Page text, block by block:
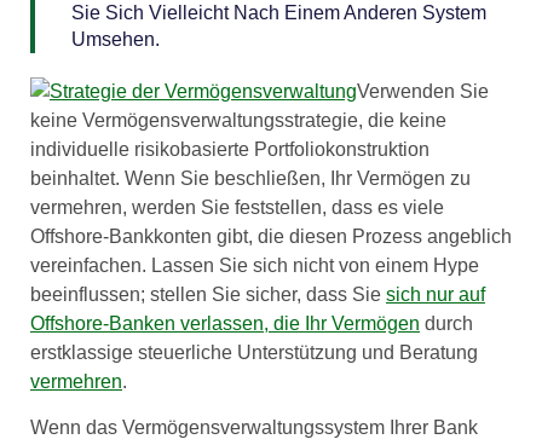
Sie Sich Vielleicht Nach Einem Anderen System
Umsehen.
Verwenden Sie
keine Vermögensverwaltungsstrategie, die keine
individuelle risikobasierte Portfoliokonstruktion
beinhaltet. Wenn Sie beschließen, Ihr Vermögen zu
vermehren, werden Sie feststellen, dass es viele
Offshore-Bankkonten gibt, die diesen Prozess angeblich
vereinfachen. Lassen Sie sich nicht von einem Hype
beeinflussen; stellen Sie sicher, dass Sie sich nur auf
Offshore-Banken verlassen, die Ihr Vermögen durch
erstklassige steuerliche Unterstützung und Beratung
vermehren.
Wenn das Vermögensverwaltungssystem Ihrer Bank